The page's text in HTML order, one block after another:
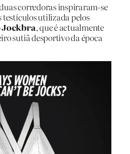
corredoras inspiraram-se
testículos utilizada pelos
Jockbra, que é actualmente
sutiã desportivo da época